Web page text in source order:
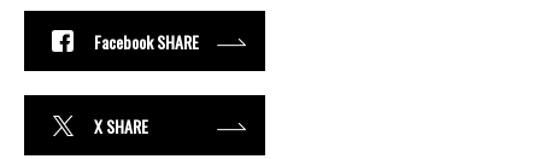
Facebook SHARE
X SHARE